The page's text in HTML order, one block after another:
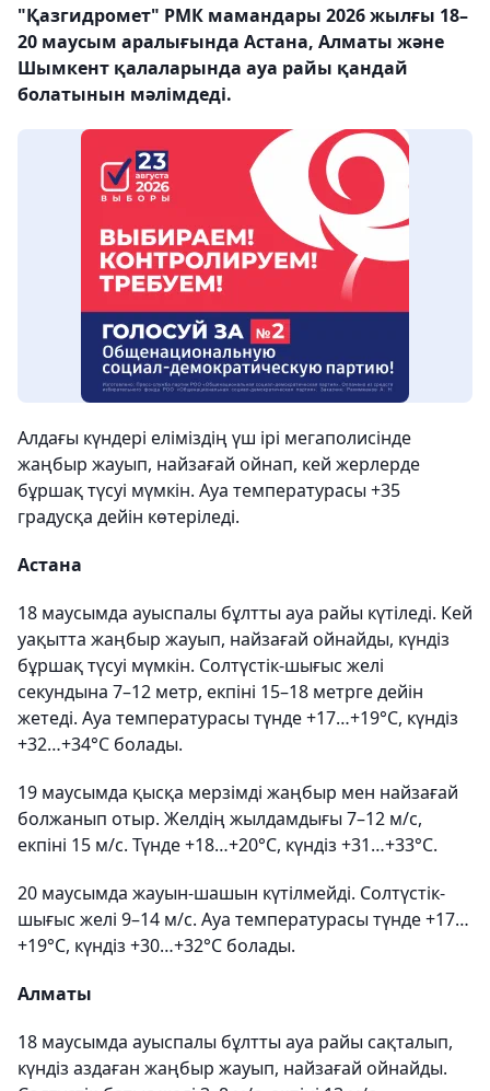
"Қазгидромет" РМК мамандары 2026 жылғы 18–
20 маусым аралығында Астана, Алматы және
Шымкент қалаларында ауа райы қандай
болатынын мәлімдеді.
Алдағы күндері еліміздің үш ірі мегаполисінде
жаңбыр жауып, найзағай ойнап, кей жерлерде
бұршақ түсуі мүмкін. Ауа температурасы +35
градусқа дейін көтеріледі.
Астана
18 маусымда ауыспалы бұлтты ауа райы күтіледі. Кей
уақытта жаңбыр жауып, найзағай ойнайды, күндіз
бұршақ түсуі мүмкін. Солтүстік-шығыс желі
секундына 7–12 метр, екпіні 15–18 метрге дейін
жетеді. Ауа температурасы түнде +17…+19°C, күндіз
+32…+34°C болады.
19 маусымда қысқа мерзімді жаңбыр мен найзағай
болжанып отыр. Желдің жылдамдығы 7–12 м/с,
екпіні 15 м/с. Түнде +18…+20°C, күндіз +31…+33°C.
20 маусымда жауын-шашын күтілмейді. Солтүстік-
шығыс желі 9–14 м/с. Ауа температурасы түнде +17…
+19°C, күндіз +30…+32°C болады.
Алматы
18 маусымда ауыспалы бұлтты ауа райы сақталып,
күндіз аздаған жаңбыр жауып, найзағай ойнайды.